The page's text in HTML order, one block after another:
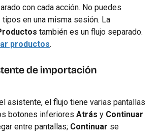
con cada acción. No puedes
en una misma sesión. La
también es un flujo separado.
productos.
de importación
asistente, el flujo tiene varias pantallas
botones inferiores Atrás y Continuar
entre pantallas; Continuar se